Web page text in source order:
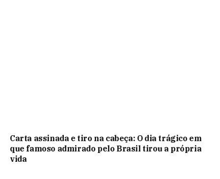
Carta assinada e tiro na cabeça: O dia trágico em
que famoso admirado pelo Brasil tirou a própria
vida